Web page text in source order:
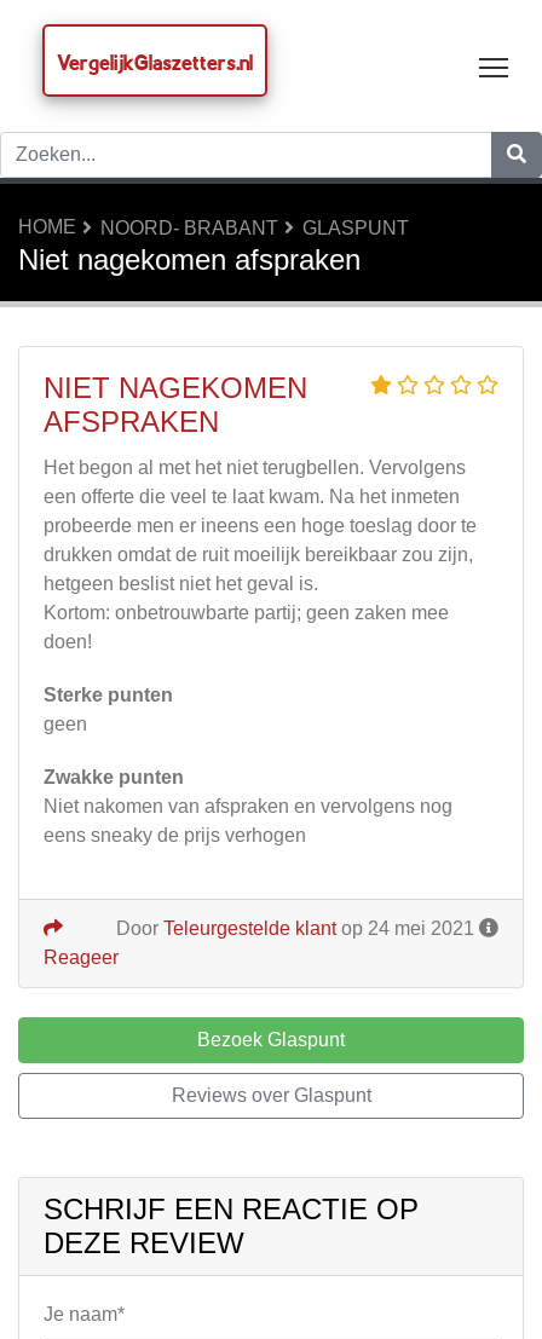
VergelijkGlaszetters.nl
HOME NOORD- BRABANT GLASPUNT
Niet nagekomen afspraken
NIET NAGEKOMEN
AFSPRAKEN
Het begon al met het niet terugbellen. Vervolgens
een offerte die veel te laat kwam. Na het inmeten
probeerde men er ineens een hoge toeslag door te
drukken omdat de ruit moeilijk bereikbaar zou zijn,
hetgeen beslist niet het geval is.
Kortom: onbetrouwbarte partij; geen zaken mee
doen!
Sterke punten
geen
Zwakke punten
Niet nakomen van afspraken en vervolgens nog
eens sneaky de prijs verhogen
Door Teleurgestelde klantop 24 mei 2021
Reageer
Bezoek Glaspunt
Reviews over Glaspunt
SCHRIJF EEN REACTIE OP
DEZE REVIEW
Je naam*